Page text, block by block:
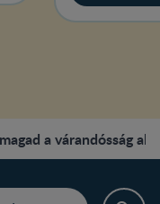
a várandósság